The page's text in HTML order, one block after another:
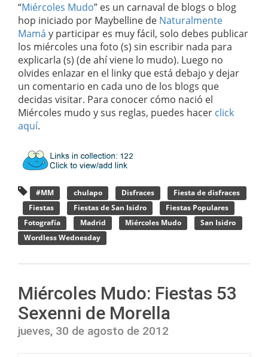
“Miércoles Mudo” es un carnaval de blogs o blog
hop iniciado por Maybelline de Naturalmente
Mamá y participar es muy fácil, solo debes publicar
los miércoles una foto (s) sin escribir nada para
explicarla (s) (de ahí viene lo mudo). Luego no
olvides enlazar en el linky que está debajo y dejar
un comentario en cada uno de los blogs que
decidas visitar. Para conocer cómo nació el
Miércoles mudo y sus reglas, puedes hacer click
aquí.
#MM chulapo Disfraces
Fiesta de disfraces
Fiestas
Fiestas de San Isidro
Fiestas Populares
Fotografía
Madrid Miércoles Mudo
San Isidro
Wordless Wednesday
Miércoles Mudo: Fiestas 53
Sexenni de Morella
jueves, 30 de agosto de 2012